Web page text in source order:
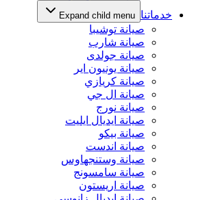
خدماتنا Expand child menu
صيانة توشيبا
صيانة شارب
صيانة جولدى
صيانة يونيون اير
صيانة كريازي
صيانة ال جي
صيانة نورج
صيانة ايديال ايليت
صيانة بيكو
صيانة اندست
صيانة وستنجهاوس
صيانة سامسونج
صيانة اريستون